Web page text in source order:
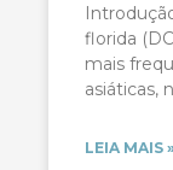
florida
mais
asiáticas,
LEIA MAIS